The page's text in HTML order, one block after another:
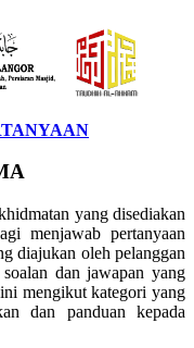
yang disediakan
menjawab pertanyaan
diajukan oleh pelanggan
dan jawapan yang
mengikut kategori yang
dan panduan kepada